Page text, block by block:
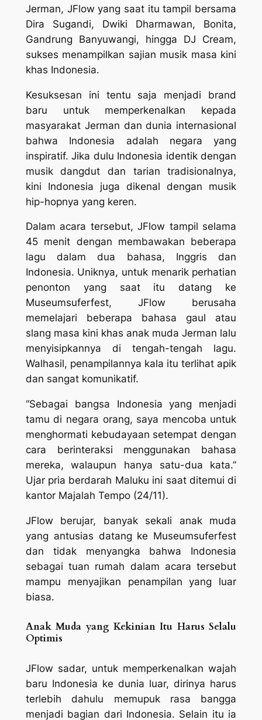
Jerman, JFlow yang saat itu tampil bersama
Dira Sugandi, Dwiki Dharmawan, Bonita,
Gandrung Banyuwangi, hingga DJ Cream,
sukses menampilkan sajian musik masa kini
khas Indonesia.
Kesuksesan ini tentu saja menjadi brand
baru untuk memperkenalkan kepada
masyarakat Jerman dan dunia internasional
bahwa Indonesia adalah negara yang
inspiratif. Jika dulu Indonesia identik dengan
musik dangdut dan tarian tradisionalnya,
kini Indonesia juga dikenal dengan musik
hip-hopnya yang keren.
Dalam acara tersebut, JFlow tampil selama
45 menit dengan membawakan beberapa
lagu dalam dua bahasa, Inggris dan
Indonesia. Uniknya, untuk menarik perhatian
penonton yang saat itu datang ke
Museumsuferfest, JFlow berusaha
memelajari beberapa bahasa gaul atau
slang masa kini khas anak muda Jerman lalu
menyisipkannya di tengah-tengah lagu.
Walhasil, penampilannya kala itu terlihat apik
dan sangat komunikatif.
“Sebagai bangsa Indonesia yang menjadi
tamu di negara orang, saya mencoba untuk
menghormati kebudayaan setempat dengan
cara berinteraksi menggunakan bahasa
mereka, walaupun hanya satu-dua kata.”
Ujar pria berdarah Maluku ini saat ditemui di
kantor Majalah Tempo (24/11).
JFlow berujar, banyak sekali anak muda
yang antusias datang ke Museumsuferfest
dan tidak menyangka bahwa Indonesia
sebagai tuan rumah dalam acara tersebut
mampu menyajikan penampilan yang luar
biasa.
Anak Muda yang Kekinian Itu Harus Selalu
Optimis
JFlow sadar, untuk memperkenalkan wajah
baru Indonesia ke dunia luar, dirinya harus
terlebih dahulu memupuk rasa bangga
menjadi bagian dari Indonesia. Selain itu ia